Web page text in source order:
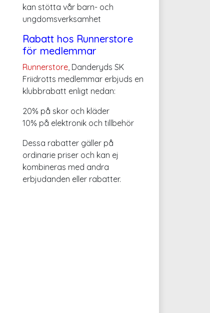
kan stötta vår barn- och
ungdomsverksamhet
Rabatt hos Runnerstore
för medlemmar
Runnerstore, Danderyds SK
Friidrotts medlemmar erbjuds en
klubbrabatt enligt nedan:
20% på skor och kläder
10% på elektronik och tillbehör
Dessa rabatter gäller på
ordinarie priser och kan ej
kombineras med andra
erbjudanden eller rabatter.